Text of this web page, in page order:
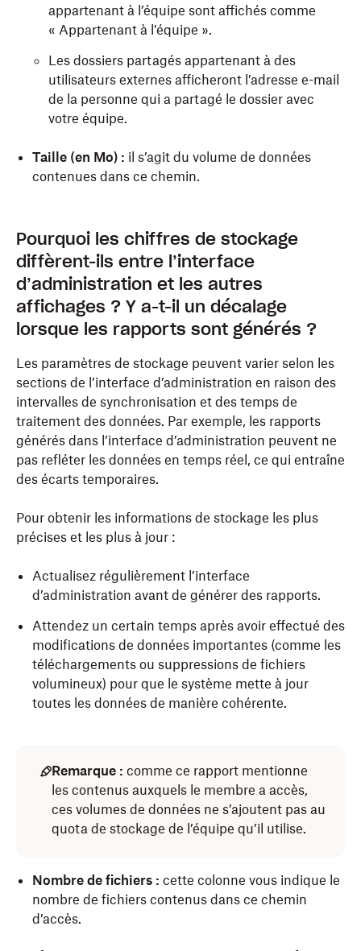
appartenant à l’équipe sont affichés comme
« Appartenant à l’équipe ».
Les dossiers partagés appartenant à des
utilisateurs externes afficheront l’adresse e-mail
de la personne qui a partagé le dossier avec
votre équipe.
Taille (en Mo) : il s’agit du volume de données
contenues dans ce chemin.
Pourquoi les chiffres de stockage
diffèrent-ils entre l’interface
d’administration et les autres
affichages ? Y a-t-il un décalage
lorsque les rapports sont générés ?
Les paramètres de stockage peuvent varier selon les
sections de l’interface d’administration en raison des
intervalles de synchronisation et des temps de
traitement des données. Par exemple, les rapports
générés dans l’interface d’administration peuvent ne
pas refléter les données en temps réel, ce qui entraîne
des écarts temporaires.
Pour obtenir les informations de stockage les plus
précises et les plus à jour :
Actualisez régulièrement l’interface
d’administration avant de générer des rapports.
Attendez un certain temps après avoir effectué des
modifications de données importantes (comme les
téléchargements ou suppressions de fichiers
volumineux) pour que le système mette à jour
toutes les données de manière cohérente.
Remarque : comme ce rapport mentionne
les contenus auxquels le membre a accès,
ces volumes de données ne s’ajoutent pas au
quota de stockage de l’équipe qu’il utilise.
Nombre de fichiers : cette colonne vous indique le
nombre de fichiers contenus dans ce chemin
d’accès.